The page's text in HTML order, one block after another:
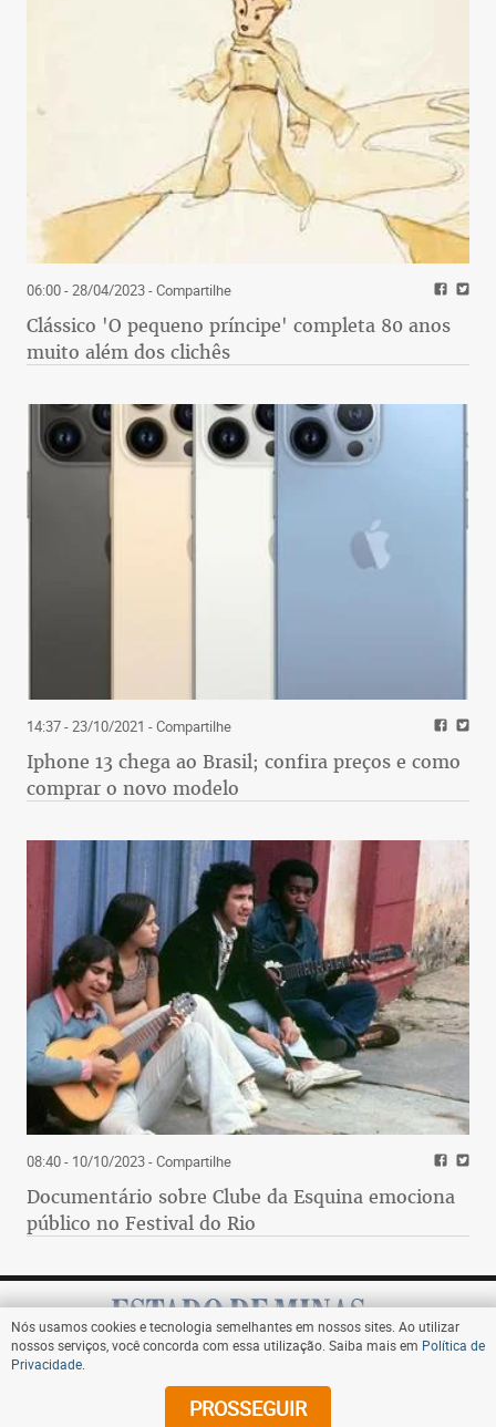
06:00 - 28/04/2023- Compartilhe
Clássico 'O pequeno príncipe' completa 80 anos
muito além dos clichês
14:37 - 23/10/2021 - Compartilhe
Iphone 13 chega ao Brasil; confira preços e como
comprar o novo modelo
08:40 - 10/10/2023- Compartilhe
Documentário sobre Clube da Esquina emociona
público no Festival do Rio
Assine
Nós usamos cookies e tecnologia semelhantes em nossos sites. Ao utilizar
nossos serviços, você concorda com essa utilização. Saiba mais em Política de
Privacidade
PROSSEGUIR